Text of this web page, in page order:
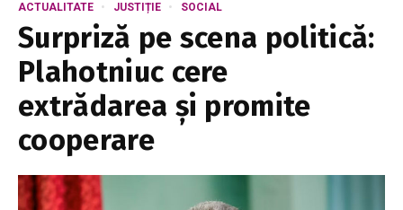
ACTUALITATE JUSTIȚIE SOCIAL
Surpriză pe scena politică:
Plahotniuc cere
extrădarea și promite
cooperare